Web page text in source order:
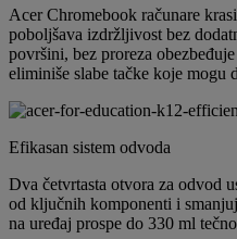
Acer Chromebook računare
poboljšava izdržljivost bez
površini, bez proreza
eliminiše slabe tačke koje mogu
Efikasan sistem odvoda
Dva četvrtasta otvora za odvod
od ključnih komponenti i
na uređaj prospe do 330 ml